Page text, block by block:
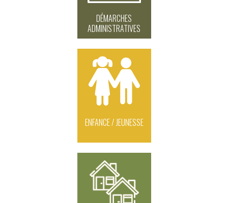
DÉMARCHES
ADMINISTRATIVES
ENFANCE / JEUNESSE